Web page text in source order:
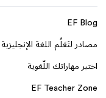
EF Blog
مصادر لتَعَلُم اللغة الإنجليزية
اختبر مهاراتك اللّغوية
EF Teacher Zone